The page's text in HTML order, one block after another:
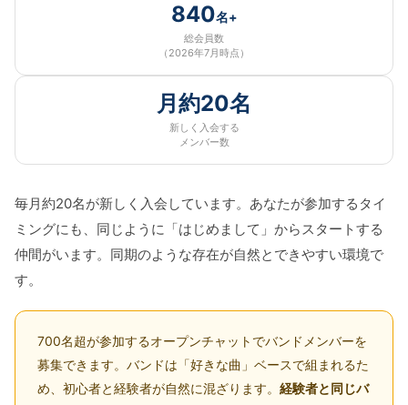
840名+
総会員数
（2026年7月時点）
月約20名
新しく入会する
メンバー数
毎月約20名が新しく入会しています。あなたが参加するタイ
ミングにも、同じように「はじめまして」からスタートする
仲間がいます。同期のような存在が自然とできやすい環境で
す。
700名超が参加するオープンチャットでバンドメンバーを
募集できます。バンドは「好きな曲」ベースで組まれるた
め、初心者と経験者が自然に混ざります。 経験者と同じバ